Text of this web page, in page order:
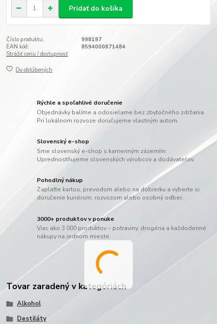
Pridať do košíka
Číslo produktu:
998197
EAN kód:
8594000871484
Strážiť cenu / dostupnosť
Do obľúbených
Rýchle a spoľahlivé doručenie
Objednávky balíme a odosielame bez zbytočného zdržania.
Pri lokálnom rozvoze doručujeme vlastným autom.
Slovenský e-shop
Sme slovenský e-shop s kamenným zázemím.
Uprednostňujeme slovenských výrobcov a dodávateľov.
Pohodlný nákup
Zaplaťte kartou, prevodom alebo na dobierku a vyberte si
doručenie kuriérom, rozvozom alebo osobný odber.
3000+ produktov v ponuke
Viac ako 3 000 produktov – potraviny, drogéria a každodenné
nákupy na jednom mieste.
Tovar zaradený v kategóriách
Alkohol
Destiláty